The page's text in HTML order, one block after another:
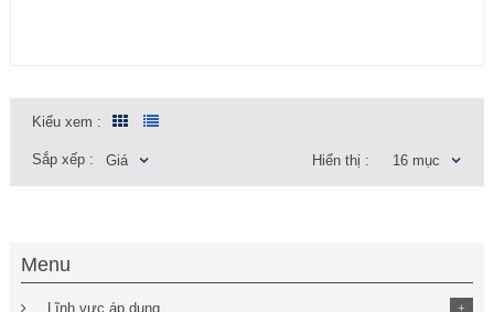
Kiểu xem :
Hiển thị : 16 mục
Sắp xếp : Giá
Menu
Lĩnh vực áp dụng +